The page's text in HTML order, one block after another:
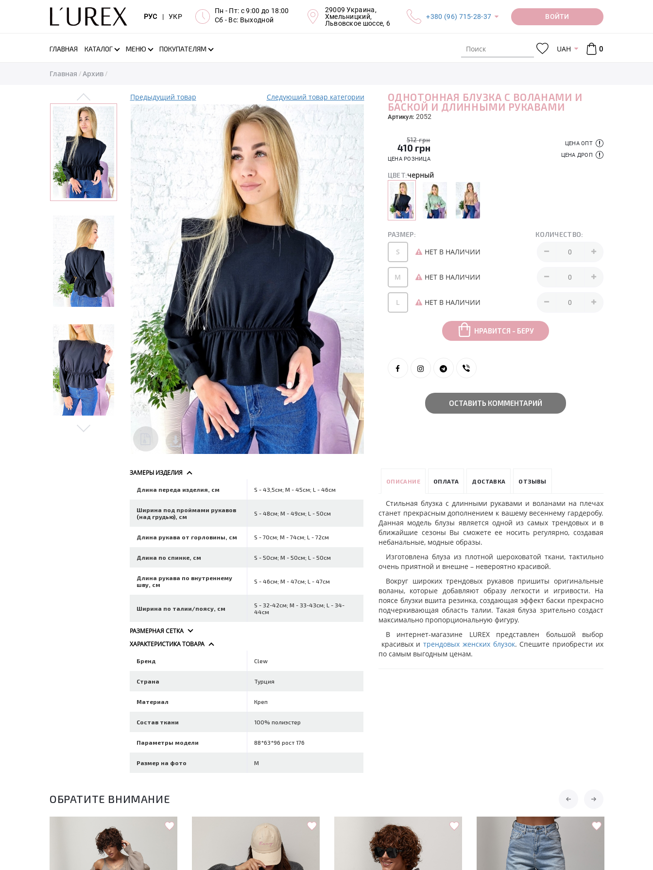
РУС | УКР
Пн - Пт: с 9:00 до 18:00
Сб - Вс: Выходной
29009 Украина,
Хмельницкий,
Львовское шоссе, 6
+380 (96) 715-28-37 ВОЙТИ
ГЛАВНАЯ КАТАЛОГ МЕНЮ ПОКУПАТЕЛЯМ UAH 0
Главная Архив
Предыдущий товар Следуюший товар категории
ОДНОТОННАЯ БЛУЗКА С ВОЛАНАМИ И
БАСКОЙ И ДЛИННЫМИ РУКАВАМИ
Артикул: 2052
512 грн
410 грн
ЦЕНА РОЗНИЦА
ЦЕНА ОПТ
ЦЕНА ДРОП
ЦВЕТ:черный
РАЗМЕР: КОЛИЧЕСТВО:
S НЕТ В НАЛИЧИИ
M НЕТ В НАЛИЧИИ
L НЕТ В НАЛИЧИИ
НРАВИТСЯ - БЕРУ
ОСТАВИТЬ КОММЕНТАРИЙ
ЗАМЕРЫ ИЗДЕЛИЯ
Длина переда изделия, см S - 43,5см; M - 45см; L - 46см
Ширина под проймами рукавов
(над грудью), см
S - 48см; M - 49см; L - 50см
Длина рукава от горловины, см S - 70см; M - 74см; L - 72см
Длина по спинке, см S - 50см; M - 50см; L - 50см
Длина рукава по внутреннему
шву, см
S - 46см; M - 47см; L - 47см
Ширина по талии/поясу, см
S - 32-42см; M - 33-43см; L - 34-
44см
РАЗМЕРНАЯ СЕТКА
ХАРАКТЕРИСТИКА ТОВАРА
Бренд Clew
Страна Турция
Материал Креп
Состав ткани 100% полиэстер
Параметры модели 88*63*96 рост 176
Размер на фото M
ОПИСАНИЕ ОПЛАТА ДОСТАВКА ОТЗЫВЫ
Стильная блузка с длинными рукавами и воланами на плечах
станет прекрасным дополнением к вашему весеннему гардеробу.
Данная модель блузы является одной из самых трендовых и в
ближайшие сезоны Вы сможете ее носить регулярно, создавая
небанальные, модные образы.
Изготовлена блуза из плотной шероховатой ткани, тактильно
очень приятной и внешне – невероятно красивой.
Вокруг широких трендовых рукавов пришиты оригинальные
воланы, которые добавляют образу легкости и игривости. На
поясе блузки вшита резинка, создающая эффект баски прекрасно
подчеркивающая область талии. Такая блуза зрительно создаст
максимально пропорциональную фигуру.
В интернет-магазине LUREX представлен большой выбор
красивых итрендовых женских блузок. Спешите приобрести их
по самым выгодным ценам.
ОБРАТИТЕ ВНИМАНИЕ